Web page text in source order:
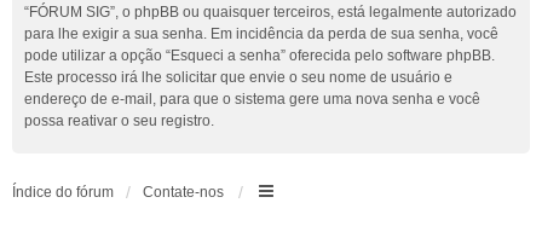
“FÓRUM SIG”, o phpBB ou quaisquer terceiros, está legalmente autorizado
para lhe exigir a sua senha. Em incidência da perda de sua senha, você
pode utilizar a opção “Esqueci a senha” oferecida pelo software phpBB.
Este processo irá lhe solicitar que envie o seu nome de usuário e
endereço de e-mail, para que o sistema gere uma nova senha e você
possa reativar o seu registro.
Índice do fórum Contate-nos